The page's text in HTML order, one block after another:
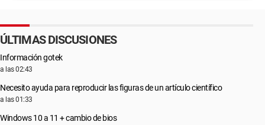
ÚLTIMAS DISCUSIONES
Información gotek
a las 02:43
Necesito ayuda para reproducir las figuras de un artículo científico
a las 01:33
Windows 10 a 11 + cambio de bios